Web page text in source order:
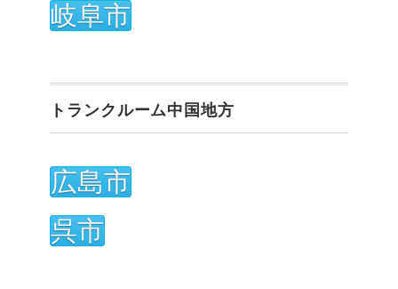
岐阜市
トランクルーム中国地方
広島市
呉市